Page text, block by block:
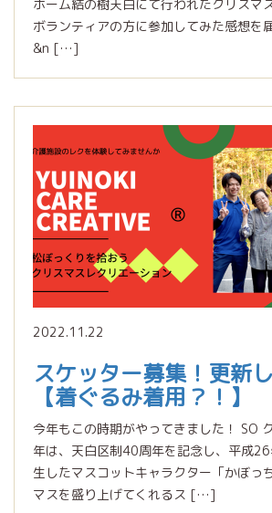
ホーム結の樹天白にて行われたクリスマ
ボランティアの方に参加してみた感想を
&n […]
2022.11.22
スケッター募集！更新
【着ぐるみ着用？！】
今年もこの時期がやってきました！ SO
年は、天白区制40周年を記念し、平成
生したマスコットキャラクター「かぼっ
マスを盛り上げてくれるス […]